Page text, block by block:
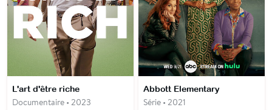
L'art d'être riche
Documentaire • 2023
Abbott Elementary
Série • 2021